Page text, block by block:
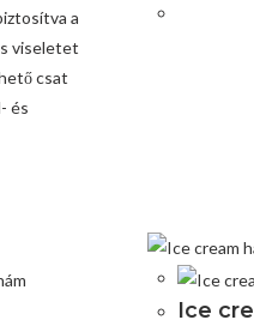
a
viseletet
csat
és
Ice